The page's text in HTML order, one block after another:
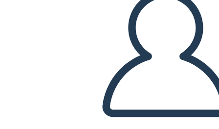
SPILLE AV LYSBILDEFREMVISNING
LES FOR MEG